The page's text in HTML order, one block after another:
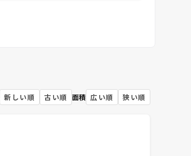
新しい順 古い順 面積 広い順 狭い順